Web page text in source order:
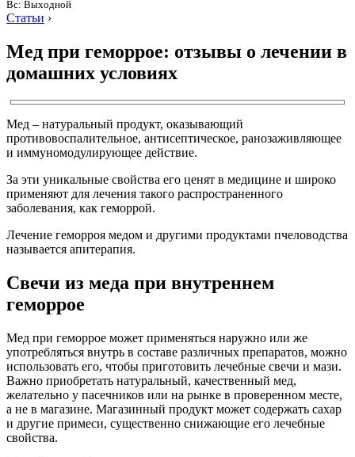
Вс: Выходной
Статьи ›
Мед при геморрое: отзывы о лечении в
домашних условиях
Мед – натуральный продукт, оказывающий
противовоспалительное, антисептическое, ранозаживляющее
и иммуномодулирующее действие.
За эти уникальные свойства его ценят в медицине и широко
применяют для лечения такого распространенного
заболевания, как геморрой.
Лечение геморроя медом и другими продуктами пчеловодства
называется апитерапия.
Свечи из меда при внутреннем
геморрое
Мед при геморрое может применяться наружно или же
употребляться внутрь в составе различных препаратов, можно
использовать его, чтобы приготовить лечебные свечи и мази.
Важно приобретать натуральный, качественный мед,
желательно у пасечников или на рынке в проверенном месте,
а не в магазине. Магазинный продукт может содержать сахар
и другие примеси, существенно снижающие его лечебные
свойства.